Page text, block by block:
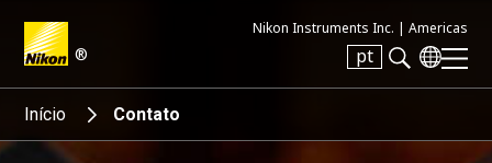
®
Nikon Instruments Inc. | Americas
pt
Search keyword(s)
Início Contato